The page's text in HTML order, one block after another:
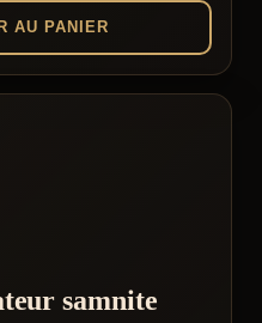
AU PANIER
samnite